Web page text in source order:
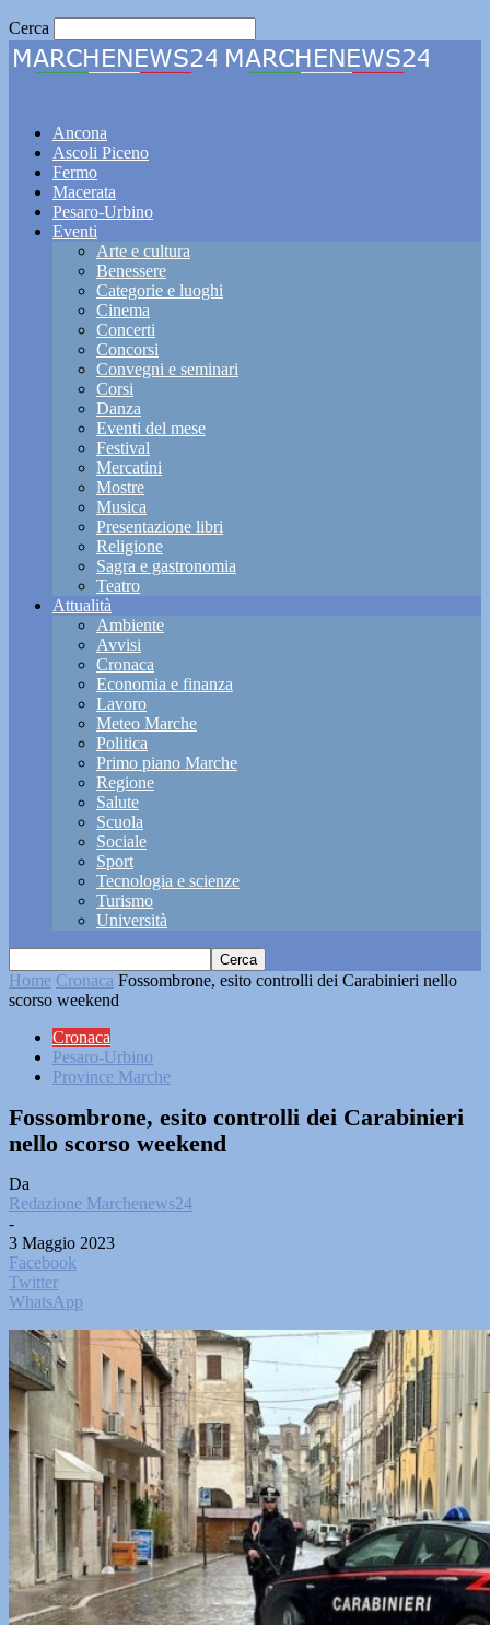
Cerca
Ancona
Ascoli Piceno
Fermo
Macerata
Pesaro-Urbino
Eventi
Arte e cultura
Benessere
Categorie e luoghi
Cinema
Concerti
Concorsi
Convegni e seminari
Corsi
Danza
Eventi del mese
Festival
Mercatini
Mostre
Musica
Presentazione libri
Religione
Sagra e gastronomia
Teatro
Attualità
Ambiente
Avvisi
Cronaca
Economia e finanza
Lavoro
Meteo Marche
Politica
Primo piano Marche
Regione
Salute
Scuola
Sociale
Sport
Tecnologia e scienze
Turismo
Università
Home Cronaca Fossombrone, esito controlli dei Carabinieri nello
scorso weekend
Cronaca
Pesaro-Urbino
Province Marche
Fossombrone, esito controlli dei Carabinieri
nello scorso weekend
Da
Redazione Marchenews24
-
3 Maggio 2023
Facebook
Twitter
WhatsApp